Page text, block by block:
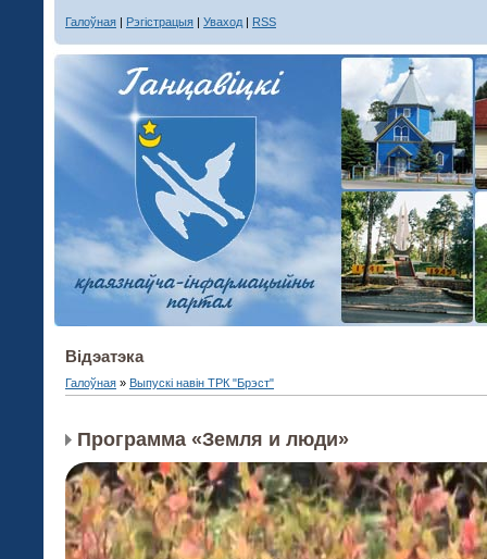
Галоўная | Рэгістрацыя | Уваход | RSS
Вiдэатэка
Галоўная » Выпускі навін ТРК "Брэст"
Программа «Земля и люди»